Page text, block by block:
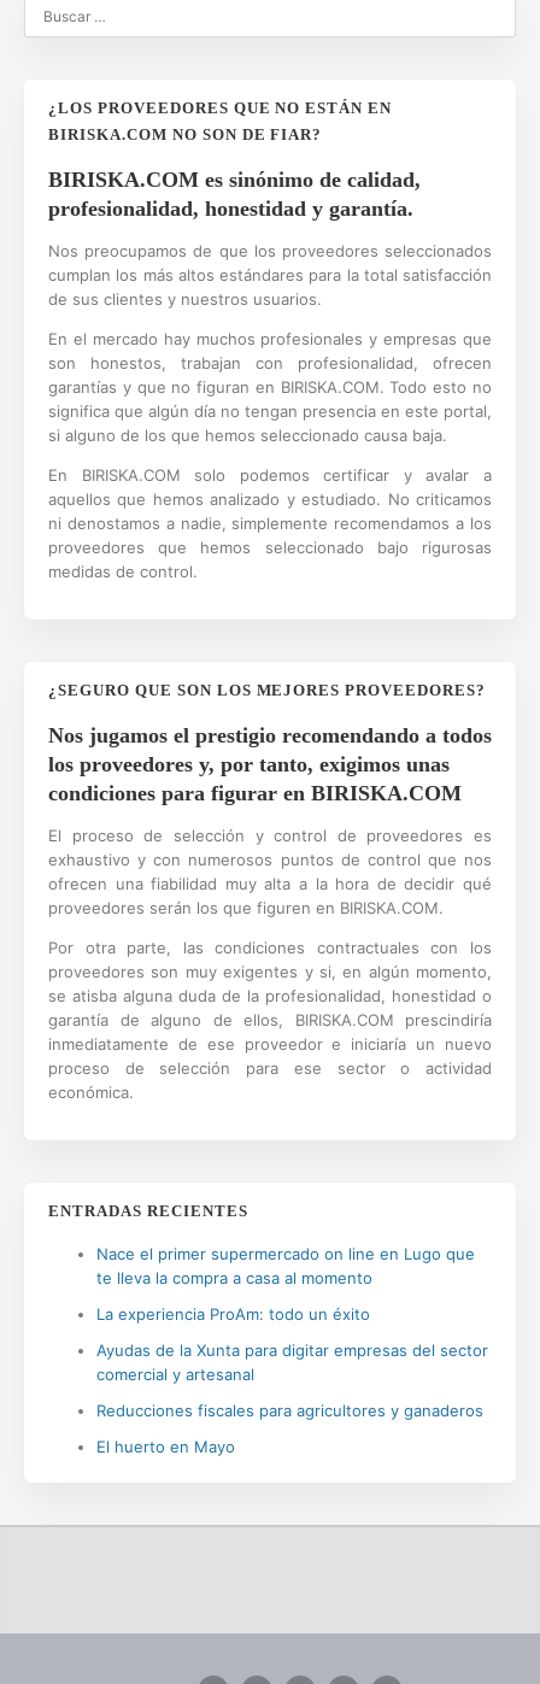
¿LOS PROVEEDORES QUE NO ESTÁN EN
BIRISKA.COM NO SON DE FIAR?
BIRISKA.COM es sinónimo de calidad,
profesionalidad, honestidad y garantía.
Nos preocupamos de que los proveedores seleccionados
cumplan los más altos estándares para la total satisfacción
de sus clientes y nuestros usuarios.
En el mercado hay muchos profesionales y empresas que
son honestos, trabajan con profesionalidad, ofrecen
garantías y que no figuran en BIRISKA.COM. Todo esto no
significa que algún día no tengan presencia en este portal,
si alguno de los que hemos seleccionado causa baja.
En BIRISKA.COM solo podemos certificar y avalar a
aquellos que hemos analizado y estudiado. No criticamos
ni denostamos a nadie, simplemente recomendamos a los
proveedores que hemos seleccionado bajo rigurosas
medidas de control.
¿SEGURO QUE SON LOS MEJORES PROVEEDORES?
Nos jugamos el prestigio recomendando a todos
los proveedores y, por tanto, exigimos unas
condiciones para figurar en BIRISKA.COM
El proceso de selección y control de proveedores es
exhaustivo y con numerosos puntos de control que nos
ofrecen una fiabilidad muy alta a la hora de decidir qué
proveedores serán los que figuren en BIRISKA.COM.
Por otra parte, las condiciones contractuales con los
proveedores son muy exigentes y si, en algún momento,
se atisba alguna duda de la profesionalidad, honestidad o
garantía de alguno de ellos, BIRISKA.COM prescindiría
inmediatamente de ese proveedor e iniciaría un nuevo
proceso de selección para ese sector o actividad
económica.
ENTRADAS RECIENTES
Nace el primer supermercado on line en Lugo que
te lleva la compra a casa al momento
La experiencia ProAm: todo un éxito
Ayudas de la Xunta para digitar empresas del sector
comercial y artesanal
Reducciones fiscales para agricultores y ganaderos
El huerto en Mayo